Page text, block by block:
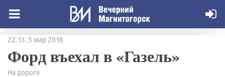
22:13, 5 мар 2018
Форд въехал в «Газель»
На дороге